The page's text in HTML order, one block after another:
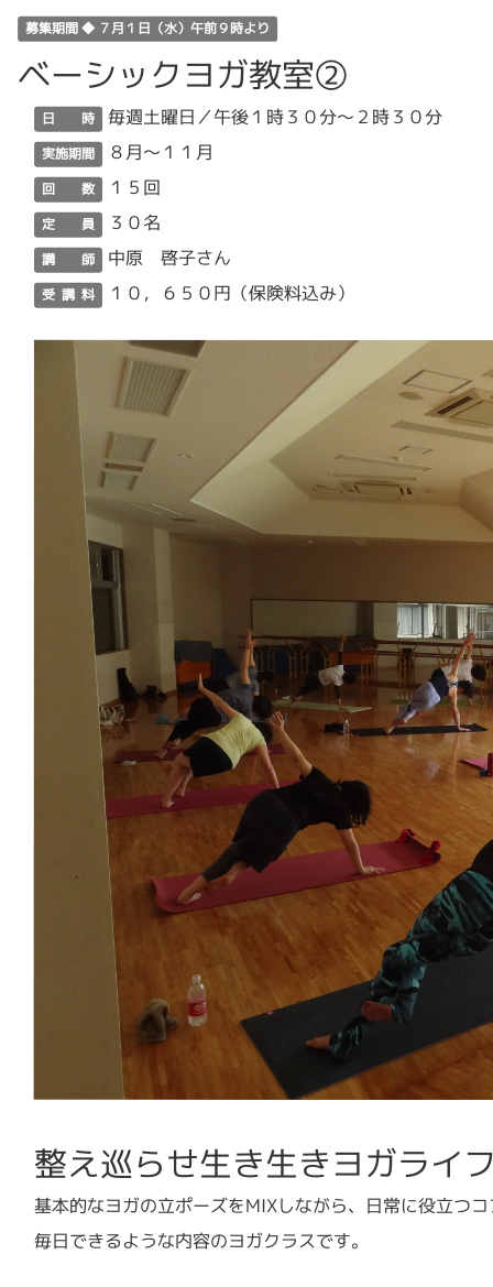
募集期間 ◆ ７月１日（水）午前９時より
ベーシックヨガ教室②
日 時 毎週土曜日／午後１時３０分～２時３０分
実施期間 ８月～１１月
回 数 １５回
定 員 ３０名
講 師 中原 啓子さん
受 講 料 １０，６５０円（保険料込み）
整え巡らせ生き生きヨガライ
基本的なヨガの立ポーズをMIXしながら、日常に役立つ
毎日できるような内容のヨガクラスです。